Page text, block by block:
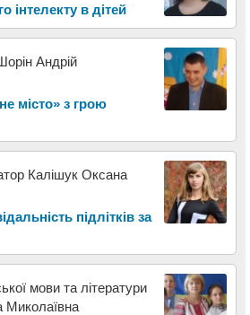
інтелекту в дітей
Андрій
місто» з грою
Калішук Оксана
підлітків за
мови та літератури
Миколаївна